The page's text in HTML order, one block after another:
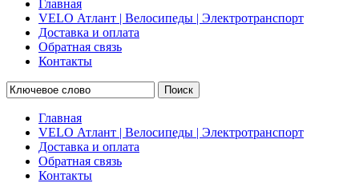
Главная
VELO Атлант | Велосипеды | Электротранспорт
Доставка и оплата
Обратная связь
Контакты
Поиск
Главная
VELO Атлант | Велосипеды | Электротранспорт
Доставка и оплата
Обратная связь
Контакты